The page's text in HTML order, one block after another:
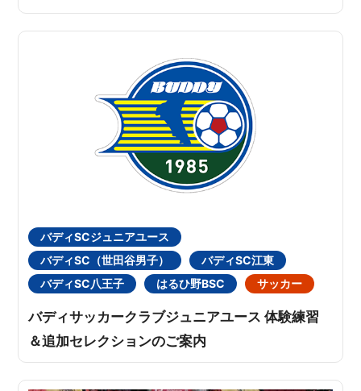
バディSCジュニアユース
バディSC（世田谷男子）
バディSC江東
バディSC八王子
はるひ野BSC サッカー
バディサッカークラブジュニアユース 体験練習
＆追加セレクションのご案内